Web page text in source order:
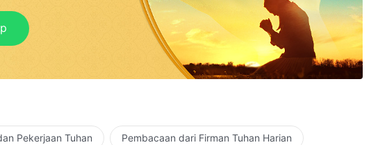
Pekerjaan Tuhan Pembacaan dari Firman Tuhan Harian